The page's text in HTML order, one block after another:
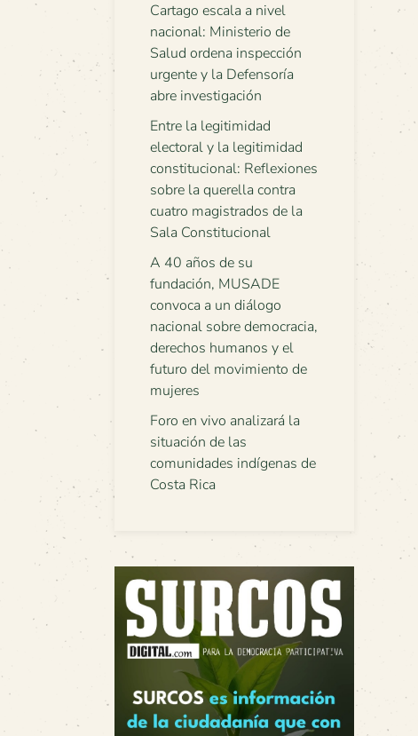
Cartago escala a nivel
nacional: Ministerio de
Salud ordena inspección
urgente y la Defensoría
abre investigación
Entre la legitimidad
electoral y la legitimidad
constitucional: Reflexiones
sobre la querella contra
cuatro magistrados de la
Sala Constitucional
A 40 años de su
fundación, MUSADE
convoca a un diálogo
nacional sobre democracia,
derechos humanos y el
futuro del movimiento de
mujeres
Foro en vivo analizará la
situación de las
comunidades indígenas de
Costa Rica